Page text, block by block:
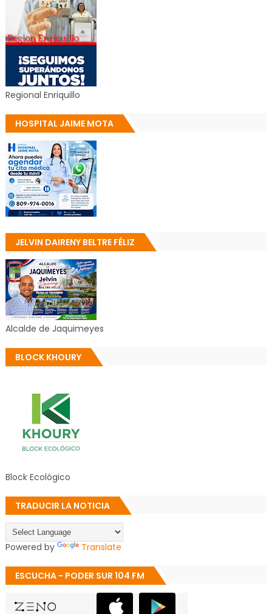
Regional Enriquillo
HOSPITAL JAIME MOTA
JELVIN DAIRENY BELTRE FÉLIZ
Alcalde de Jaquimeyes
BLOCK KHOURY
Block Ecológico
TRADUCIR LA NOTICIA
Powered by Translate
ESCUCHA - PODER SUR 104 FM